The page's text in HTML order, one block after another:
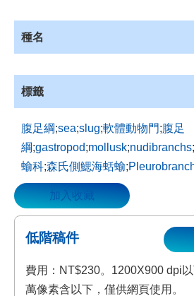
登
種名
標籤
腹足綱;sea;slug;軟體動物門;腹足
綱;gastropod;mollusk;nudibranchs;
蝓科;森氏側鰓海蛞蝓;
加入收藏
低階稿件
費用：NT$230。1200X900 dpi
萬像素含以下，僅供網頁使用。